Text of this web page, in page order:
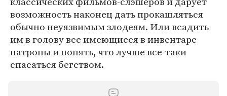
возможность наконец дать прокашляться
обычно неуязвимым злодеям. Или всадить
им в голову все имеющиеся в инвентаре
патроны и понять, что лучше все-таки
спасаться бегством.